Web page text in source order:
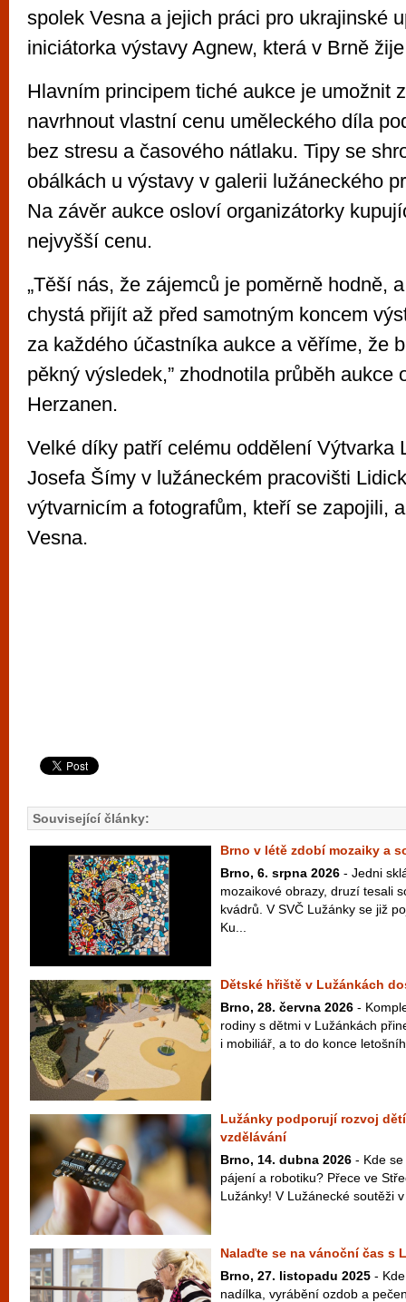
spolek Vesna a jejich práci pro ukrajinské
iniciátorka výstavy Agnew, která v Brně
Hlavním principem tiché aukce je umožnit
navrhnout vlastní cenu uměleckého díla
bez stresu a časového nátlaku. Tipy se
obálkách u výstavy v galerii lužáneckého
Na závěr aukce osloví organizátorky
nejvyšší cenu.
„Těší nás, že zájemců je poměrně hodně,
chystá přijít až před samotným koncem
za každého účastníka aukce a věříme, že
pěkný výsledek,” zhodnotila průběh aukce
Herzanen.
Velké díky patří celému oddělení Výtvarka
Josefa Šímy v lužáneckém pracovišti
výtvarnicím a fotografům, kteří se zapojili,
Vesna.
Související články:
Brno v létě zdobí mozaiky a
Brno, 6. srpna 2026 - Jedni
mozaikové obrazy, druzí tesali
kvádrů. V SVČ Lužánky se již
Ku...
Dětské hřiště v Lužánkách
Brno, 28. června 2026 -
rodiny s dětmi v Lužánkách
i mobiliář, a to do konce
Lužánky podporují rozvoj
vzdělávání
Brno, 14. dubna 2026 - Kde
pájení a robotiku? Přece ve
Lužánky! V Lužánecké soutěži
Nalaďte se na vánoční čas s
Brno, 27. listopadu 2025 -
nadílka, vyrábění ozdob a